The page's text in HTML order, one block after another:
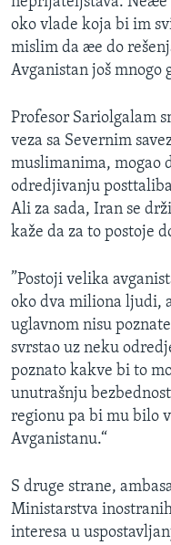
oko vlade koja bi im
mislim da æe do
Avganistan još
Profesor Sariolgalam
veza sa Severnim
muslimanima, mogao
odredjivanju
Ali za sada, Iran se
kaže da za to postoje
”Postoji velika
oko dva miliona ljudi,
uglavnom nisu
svrstao uz neku
poznato kakve bi to
unutrašnju
regionu pa bi mu bilo
Avganistanu.“
S druge strane,
Ministarstva
interesa u